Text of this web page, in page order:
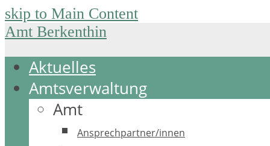
skip to Main Content
Amt Berkenthin
Aktuelles
Amtsverwaltung
Amt
Ansprechpartner/innen